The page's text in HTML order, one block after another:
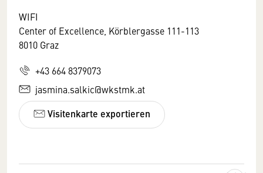
WIFI
Center of Excellence, Körblergasse 111-113
8010 Graz
+43 664 8379073
jasmina.salkic@wkstmk.at
Visitenkarte exportieren